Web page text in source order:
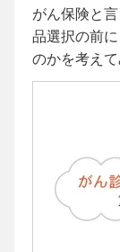
がん保険と
品選択の前
のかを考えて